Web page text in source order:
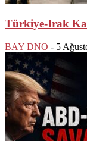
Türkiye-Irak
BAY DNO - 5